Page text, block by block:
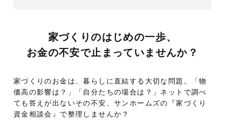
家づくりのはじめの一歩、
お金の不安で止まっていませんか？
家づくりのお金は、暮らしに直結する大切な問題。
「物
価高の影響は？」「自分たちの場合は？」 ネットで調べ
ても答えが出ないその不安、サンホームズの『家づくり
資金相談会』で整理しませんか？